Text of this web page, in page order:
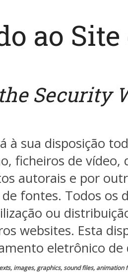
ao Site
Security
à sua disposição
ficheiros de
autorais e por
fontes. Todos os
ou
websites. Esta
eletrônico de
images, graphics, sound files,